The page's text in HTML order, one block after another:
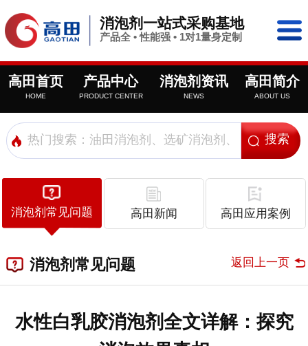
消泡剂一站式采购基地
产品全 • 性能强 • 1对1量身定制
高田首页
HOME
产品中心
PRODUCT CENTER
消泡剂资讯
NEWS
高田简介
ABOUT US
消泡剂常见问题 高田新闻 高田应用案例
消泡剂常见问题 返回上一页
水性白乳胶消泡剂全文详解：探究